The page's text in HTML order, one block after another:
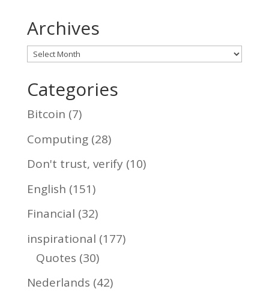
Archives
Archives
Categories
Bitcoin (7)
Computing(28)
Don't trust, verify (10)
English (151)
Financial (32)
inspirational (177)
Quotes (30)
Nederlands (42)